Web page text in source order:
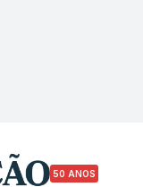
50 ANOS